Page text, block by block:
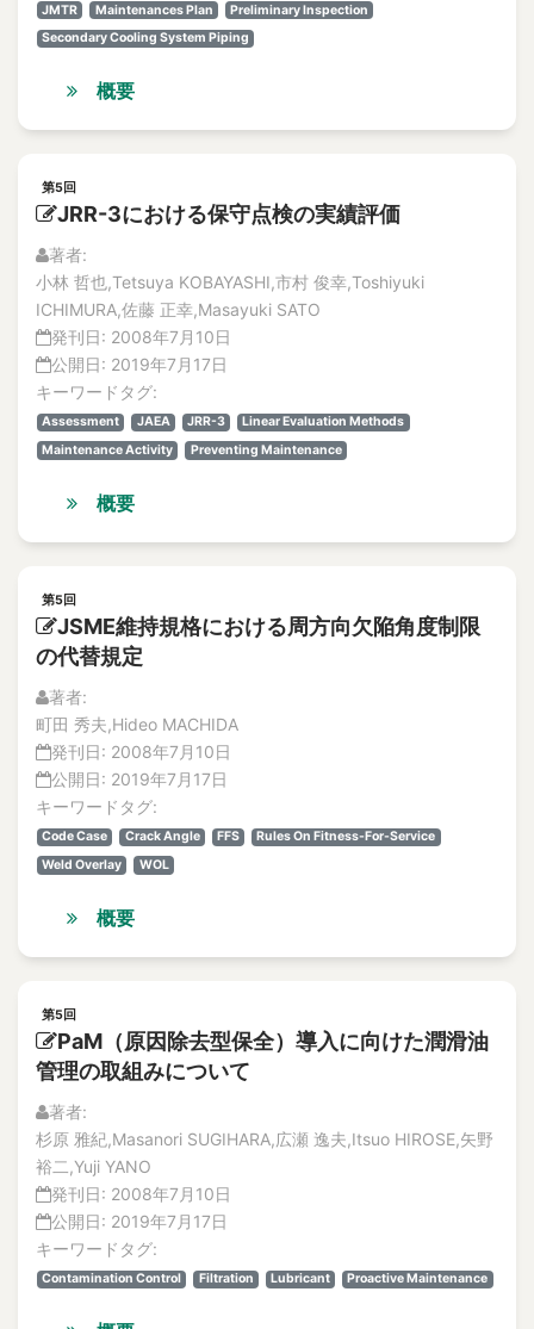
actual application E-mail
adachitoshiba
Adaptive Algorithm
adhesive anchor bolt
Adhesive glue
Adjustment meeting
administrative litigation
Adsorbent
Advanced ceramics
Advanced fast breeder reactor
Advanced Liquid Processing System
advanced maintenance
advanced non-light-water reactors
advancement of the monitoring technology
adverse event
AE analysis
AE sensor
AEM
aerosol
Aerosol
AESJ
Aged Degradation
Aged facilities
Aged Welded Joint
Ageing
Ageing degradation
ageing management
Ageing management
Ageing Management
Ageing management technical evaluation (AMTE)
Ageing phenomena
No.1
論文
No.2
論文
論文
論文
解説記事
Vol.14
No.1
論文
解説記事
No.2
解説記事
No.4
論文
解説記事
Vol.13
No.1
論文
解説記事
No.2
論文
解説記事
論文
解説記事
Vol.12
No.1
解説記事
No.2
論文
解説記事
No.3
論文
JMTR Maintenances Plan
Preliminary Inspection
Secondary Cooling System Piping
概要
第5回
JRR-3における保守点検の実績評価
著者:
小林 哲也,Tetsuya KOBAYASHI,市村 俊幸,Toshiyuki
ICHIMURA,佐藤 正幸,Masayuki SATO
発刊日: 2008年7月10日
公開日: 2019年7月17日
キーワードタグ:
Assessment JAEA JRR-3
Linear Evaluation Methods
Maintenance Activity
Preventing Maintenance
概要
第5回
JSME維持規格における周方向欠陥角度制限
の代替規定
著者:
町田 秀夫,Hideo MACHIDA
発刊日: 2008年7月10日
公開日: 2019年7月17日
キーワードタグ:
Code Case Crack Angle FFS
Rules On Fitness-For-Service
Weld Overlay
WOL
概要
第5回
PaM（原因除去型保全）導入に向けた潤滑油
管理の取組みについて
著者:
杉原 雅紀,Masanori SUGIHARA,広瀬 逸夫,Itsuo HIROSE,矢野
裕二,Yuji YANO
発刊日: 2008年7月10日
公開日: 2019年7月17日
キーワードタグ:
Contamination Control Filtration Lubricant Proactive Maintenance